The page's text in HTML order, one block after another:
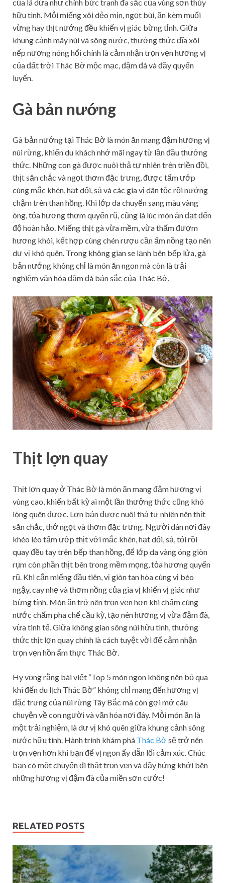
của lá dứa như chính bức tranh đa sắc của vùng sơn thủy
hữu tình. Mỗi miếng xôi dẻo mịn, ngọt bùi, ăn kèm muối
vừng hay thịt nướng đều khiến vị giác bừng tỉnh. Giữa
khung cảnh mây núi và sông nước, thưởng thức đĩa xôi
nếp nương nóng hổi chính là cảm nhận trọn vẹn hương vị
của đất trời Thác Bờ mộc mạc, đậm đà và đầy quyến
luyến.
Gà bản nướng
Gà bản nướng tại Thác Bờ là món ăn mang đậm hương vị
núi rừng, khiến du khách nhớ mãi ngay từ lần đầu thưởng
thức. Những con gà được nuôi thả tự nhiên trên triền đồi,
thịt săn chắc và ngọt thơm đặc trưng, được tẩm ướp
cùng mắc khén, hạt dổi, sả và các gia vị dân tộc rồi nướng
chậm trên than hồng. Khi lớp da chuyển sang màu vàng
óng, tỏa hương thơm quyến rũ, cũng là lúc món ăn đạt đến
độ hoàn hảo. Miếng thịt gà vừa mềm, vừa thấm đượm
hương khói, kết hợp cùng chén rượu cần ấm nồng tạo nên
dư vị khó quên. Trong không gian se lạnh bên bếp lửa, gà
bản nướng không chỉ là món ăn ngon mà còn là trải
nghiệm văn hóa đậm đà bản sắc của Thác Bờ.
Thịt lợn quay
Thịt lợn quay ở Thác Bờ là món ăn mang đậm hương vị
vùng cao, khiến bất kỳ ai một lần thưởng thức cũng khó
lòng quên được. Lợn bản được nuôi thả tự nhiên nên thịt
săn chắc, thớ ngọt và thơm đặc trưng. Người dân nơi đây
khéo léo tẩm ướp thịt với mắc khén, hạt dổi, sả, tỏi rồi
quay đều tay trên bếp than hồng, để lớp da vàng óng giòn
rụm còn phần thịt bên trong mềm mọng, tỏa hương quyến
rũ. Khi cắn miếng đầu tiên, vị giòn tan hòa cùng vị béo
ngậy, cay nhẹ và thơm nồng của gia vị khiến vị giác như
bừng tỉnh. Món ăn trở nên trọn vẹn hơn khi chấm cùng
nước chấm pha chế cầu kỳ, tạo nên hương vị vừa đậm đà,
vừa tinh tế. Giữa không gian sông núi hữu tình, thưởng
thức thịt lợn quay chính là cách tuyệt vời để cảm nhận
trọn vẹn hồn ẩm thực Thác Bờ.
Hy vọng rằng bài viết “Top 5 món ngon không nên bỏ qua
khi đến du lịch Thác Bờ” không chỉ mang đến hương vị
đặc trưng của núi rừng Tây Bắc mà còn gợi mở câu
chuyện về con người và văn hóa nơi đây. Mỗi món ăn là
một trải nghiệm, là dư vị khó quên giữa khung cảnh sông
nước hữu tình. Hành trình khám phá Thác Bờ sẽ trở nên
trọn vẹn hơn khi bạn để vị ngon ấy dẫn lối cảm xúc. Chúc
bạn có một chuyến đi thật trọn vẹn và đầy hứng khởi bên
những hương vị đậm đà của miền sơn cước!
RELATED POSTS